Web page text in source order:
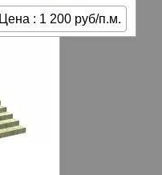
Цена : 1 200 руб/п.м.